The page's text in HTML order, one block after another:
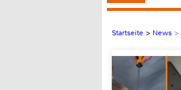
Startseite > News >